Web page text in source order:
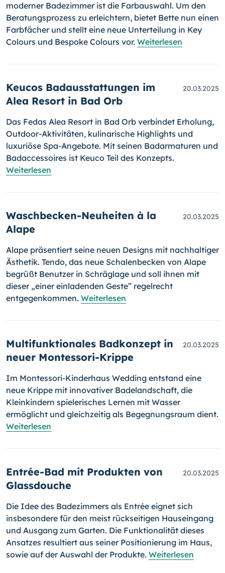
moderner Badezimmer ist die Farbauswahl. Um den
Beratungsprozess zu erleichtern, bietet Bette nun einen
Farbfächer und stellt eine neue Unterteilung in Key
Colours und Bespoke Colours vor. Weiterlesen
Keucos Badausstattungen im
Alea Resort in Bad Orb
20.03.2025
Das Fedas Alea Resort in Bad Orb verbindet Erholung,
Outdoor-Aktivitäten, kulinarische Highlights und
luxuriöse Spa-Angebote. Mit seinen Badarmaturen und
Badaccessoires ist Keuco Teil des Konzepts.
Weiterlesen
Waschbecken-Neuheiten à la
Alape
20.03.2025
Alape präsentiert seine neuen Designs mit nachhaltiger
Ästhetik. Tendo, das neue Schalenbecken von Alape
begrüßt Benutzer in Schräglage und soll ihnen mit
dieser „einer einladenden Geste” regelrecht
entgegenkommen. Weiterlesen
Multifunktionales Badkonzept in
neuer Montessori-Krippe
20.03.2025
Im Montessori-Kinderhaus Wedding entstand eine
neue Krippe mit innovativer Badelandschaft, die
Kleinkindern spielerisches Lernen mit Wasser
ermöglicht und gleichzeitig als Begegnungsraum dient.
Weiterlesen
Entrée-Bad mit Produkten von
Glassdouche
20.03.2025
Die Idee des Badezimmers als Entrée eignet sich
insbesondere für den meist rückseitigen Hauseingang
und Ausgang zum Garten. Die Funktionalität dieses
Ansatzes resultiert aus seiner Positionierung im Haus,
sowie auf der Auswahl der Produkte. Weiterlesen